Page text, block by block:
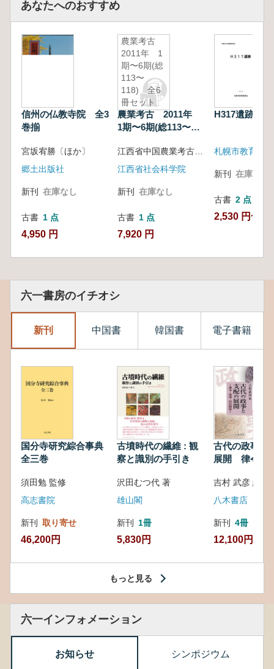
あなたへのおすすめ
信州の仏教寺院 全3
巻揃
宮坂宥勝〔ほか〕
郷土出版社
新刊 在庫なし
古書 1 点
4,950 円
農業考古
2011年 1
期〜6期(総
113〜
118) 全6
冊セット
農業考古 2011年
1期〜6期(総113〜
江西省社会科学院
新刊 在庫なし
古書 1 点
7,920 円
H317遺跡
札幌市教育委
新刊 在庫なし
古書 2 点
2,530 円~
六一書房のイチオシ
新刊 中国書 韓国書 電子書籍
国分寺研究綜合事典
全三巻
須田勉 監修
高志書院
新刊 取り寄せ
46,200円
古墳時代の繊維 : 観
察と識別の手引き
沢田むつ代 著
雄山閣
新刊 1冊
5,830円
古代の政事と
展開 律令・
吉村 武彦 編集
八木書店
新刊 4冊
12,100円
もっと見る
六一インフォメーション
お知らせ シンポジウム